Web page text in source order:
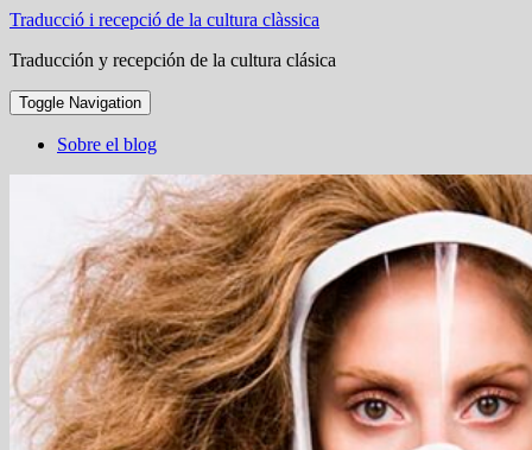
Traducció i recepció de la cultura clàssica
Traducción y recepción de la cultura clásica
Toggle Navigation
Sobre el blog